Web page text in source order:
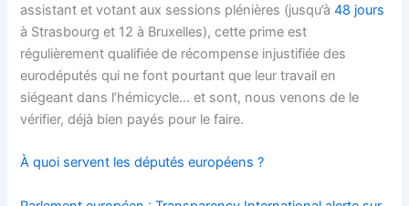
assistant et votant aux sessions plénières (jusqu’à48 jours
à Strasbourg et 12 à Bruxelles), cette prime est
régulièrement qualifiée de récompense injustifiée des
eurodéputés qui ne font pourtant que leur travail en
siégeant dans l’hémicycle… et sont, nous venons de le
vérifier, déjà bien payés pour le faire.
À quoi servent les députés européens ?